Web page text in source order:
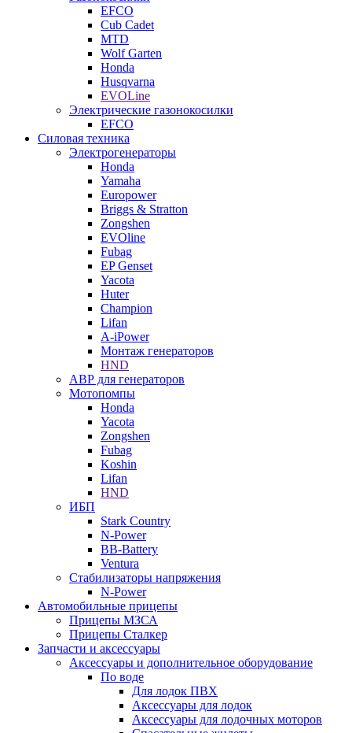
EFCO
Cub Cadet
MTD
Wolf Garten
Honda
Husqvarna
EVOLine
Электрические газонокосилки
EFCO
Силовая техника
Электрогенераторы
Honda
Yamaha
Europower
Briggs & Stratton
Zongshen
EVOline
Fubag
EP Genset
Yacota
Huter
Champion
Lifan
A-iPower
Монтаж генераторов
HND
АВР для генераторов
Мотопомпы
Honda
Yacota
Zongshen
Fubag
Koshin
Lifan
HND
ИБП
Stark Country
N-Power
BB-Battery
Ventura
Стабилизаторы напряжения
N-Power
Автомобильные прицепы
Прицепы МЗСА
Прицепы Сталкер
Запчасти и аксессуары
Аксессуары и дополнительное оборудование
По воде
Для лодок ПВХ
Аксессуары для лодок
Аксессуары для лодочных моторов